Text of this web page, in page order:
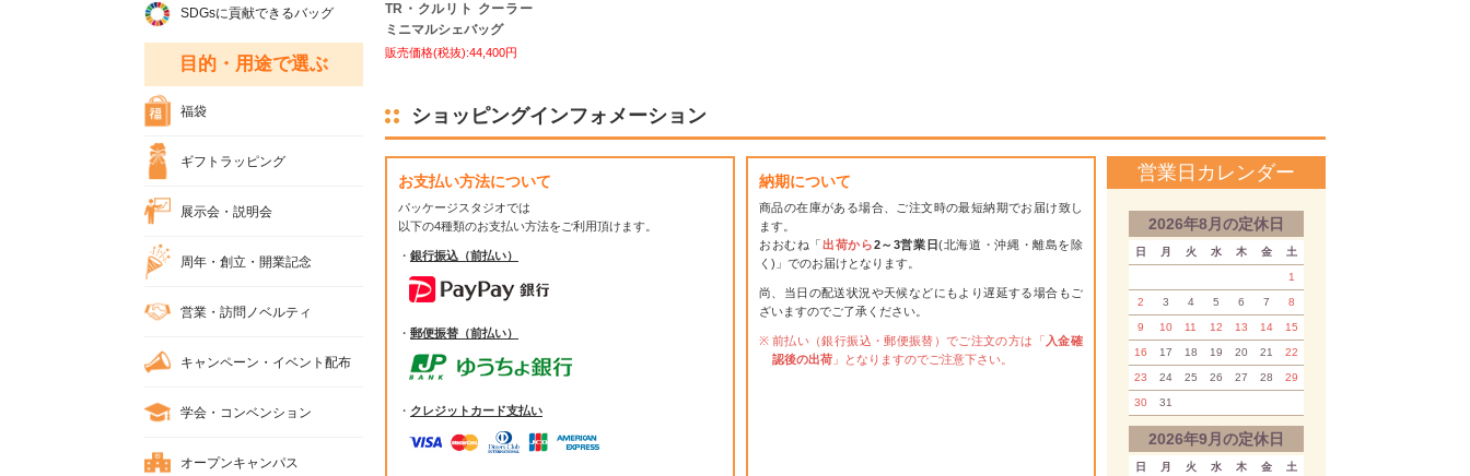
TR・クルリト クーラー
ミニマルシェバッグ
販売価格(税抜):44,400円
ショッピングインフォメーション
お支払い方法について
パッケージスタジオでは
以下の4種類のお支払い方法をご利用頂けます。
・ 銀行振込（前払い）
・ 郵便振替（前払い）
・ クレジットカード支払い
納期について
商品の在庫がある場合、ご注文時の最短納期でお届け致し
ます。
おおむね「出荷から2～3営業日(北海道・沖縄・離島を除
く)」でのお届けとなります。
尚、当日の配送状況や天候などにもより遅延する場合もご
ざいますのでご了承ください。
前払い（銀行振込・郵便振替）でご注文の方は「 入金確
認後の出荷 」となりますのでご注意下さい。
営業日カレンダー
2026年8月の定休日
日 月 火 水 木 金 土
1
2 3 4 5 6 7 8
9 10 11 12 13 14 15
16 17 18 19 20 21 22
23 24 25 26 27 28 29
30 31
2026年9月の定休日
日 月 火 水 木 金 土
SDGsに貢献できるバッグ
目的・用途で選ぶ
福袋
ギフトラッピング
展示会・説明会
周年・創立・開業記念
営業・訪問ノベルティ
キャンペーン・イベント配布
学会・コンベンション
オープンキャンパス